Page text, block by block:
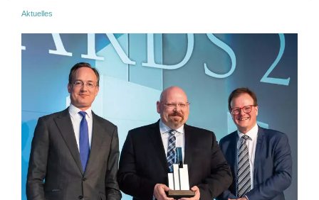
Aktuelles